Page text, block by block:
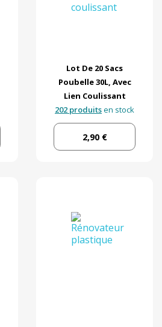
Lot De 20 Sacs
Poubelle 30L, Avec
Lien Coulissant
202 produitsen stock
2,90 €